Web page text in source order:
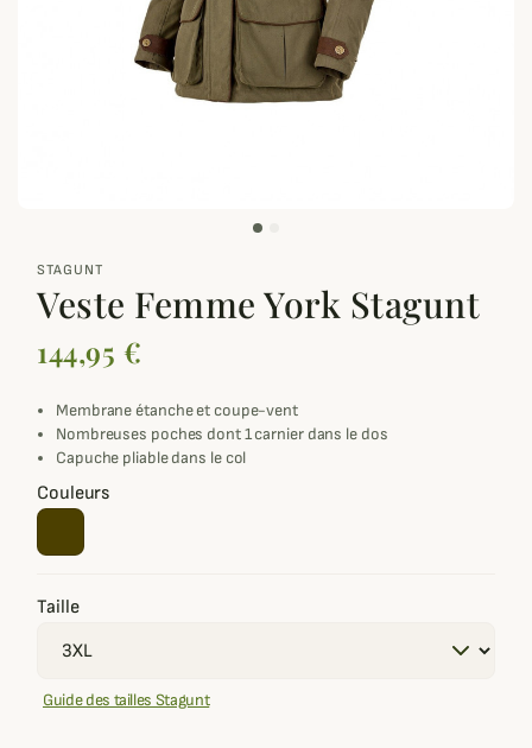
zoom_out_map
STAGUNT
Veste Femme York Stagunt
144,95 €
Membrane étanche et coupe-vent
Nombreuses poches dont 1 carnier dans le dos
Capuche pliable dans le col
Couleurs
Taille
Guide des tailles Stagunt